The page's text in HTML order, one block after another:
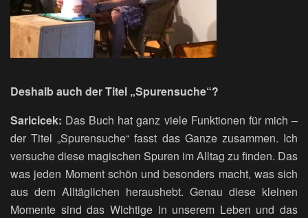
Deshalb auch der Titel „Spurensuche“?
Saricicek: Das Buch hat ganz viele Funktionen für mich –
der Titel „Spurensuche“ fasst das Ganze zusammen. Ich
versuche diese magischen Spuren im Alltag zu finden. Das
was jeden Moment schön und besonders macht, was sich
aus dem Alltäglichen heraushebt. Genau diese kleinen
Momente sind das Wichtige in unserem Leben und das